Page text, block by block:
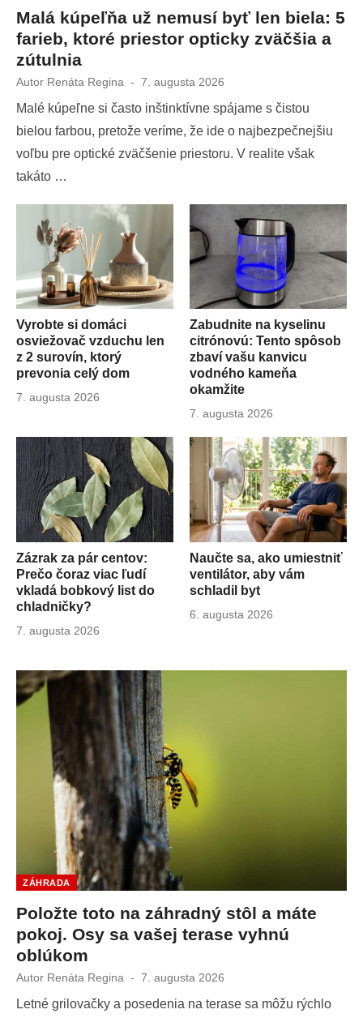
Malá kúpeľňa už nemusí byť len biela: 5
farieb, ktoré priestor opticky zväčšia a
zútulnia
Autor Renáta Regina
Publikované
7. augusta 2026
Malé kúpeľne si často inštinktívne spájame s čistou
bielou farbou, pretože veríme, že ide o najbezpečnejšiu
voľbu pre optické zväčšenie priestoru. V realite však
takáto …
Vyrobte si domáci
osviežovač vzduchu len
z 2 surovín, ktorý
prevonia celý dom
Publikované
7. augusta 2026
Zabudnite na kyselinu
citrónovú: Tento spôsob
zbaví vašu kanvicu
vodného kameňa
okamžite
Publikované
7. augusta 2026
Zázrak za pár centov:
Prečo čoraz viac ľudí
vkladá bobkový list do
chladničky?
Publikované
7. augusta 2026
Naučte sa, ako umiestniť
ventilátor, aby vám
schladil byt
Publikované
6. augusta 2026
ZÁHRADA
Položte toto na záhradný stôl a máte
pokoj. Osy sa vašej terase vyhnú
oblúkom
Autor Renáta Regina
Publikované
7. augusta 2026
Letné grilovačky a posedenia na terase sa môžu rýchlo